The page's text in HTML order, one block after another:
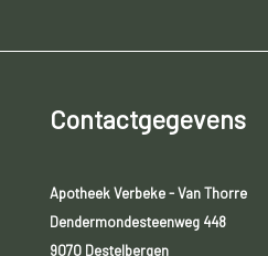
Contactgegevens
Apotheek Verbeke - Van Thorre
Dendermondesteenweg 448
9070 Destelbergen